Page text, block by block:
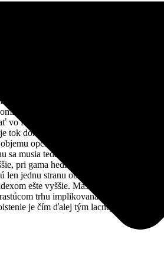
0DTE spôsobuje ich obrovský
viac ako 1,23 milióna kontraktov
denne. Hoci sa tieto čísla môžu zdať
že objem sa nerovná riziku. Vysoký
znamenať, že tvorcovia trhu
musieť robiť veľa hedžingu.
sa na určitom striku zobchoduje 100 tis.
zákazníci nakúpili a zvyšných 50 tis.
potom napriek tomu, že sa na tejto línii
USD, objem, ktorý musia
futures na S&P na zabezpečenie, je
tok dokonale vyvážený, tvorcom trhu
opcií čisté nulové gama riziko. Na
sa musia teda hedžovať na každú stranu
pri gama hedžingu ak trh rastie
len jednu stranu obchodu, čím
ešte vyššie. Maskuje sa celkové
trhu implikovaná volatilita klesá
je čím ďalej tým lacnejšie.